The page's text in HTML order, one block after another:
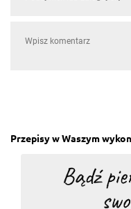
smaczna - jeśli ktoś
Renata Chajzler
Apetyczne lubię te
Przepisy w Waszym